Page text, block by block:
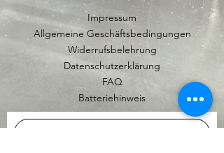
Impressum
Allgemeine Geschäftsbedingungen
Widerrufsbelehrung
Datenschutzerklärung
FAQ
Batteriehinweis